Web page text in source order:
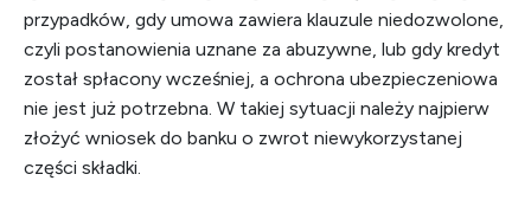
przypadków, gdy umowa zawiera klauzule niedozwolone,
czyli postanowienia uznane za abuzywne, lub gdy kredyt
został spłacony wcześniej, a ochrona ubezpieczeniowa
nie jest już potrzebna. W takiej sytuacji należy najpierw
złożyć wniosek do banku o zwrot niewykorzystanej
części składki.